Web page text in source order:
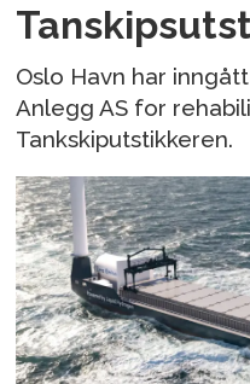
Oslo Havn har
Anlegg AS for
Tankskiputstikkeren.